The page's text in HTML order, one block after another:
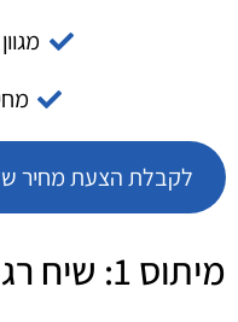
לקבלת הצעת מחיר
מיתוס 1: שיח רגשות הוא רק לנשים